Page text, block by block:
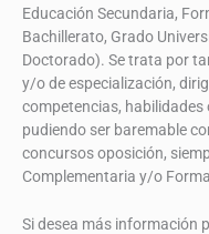
Educación Secundaria,
Bachillerato, Grado
Doctorado). Se trata por
y/o de especialización,
competencias,
pudiendo ser baremable
concursos oposición,
Complementaria y/o
Si desea más información